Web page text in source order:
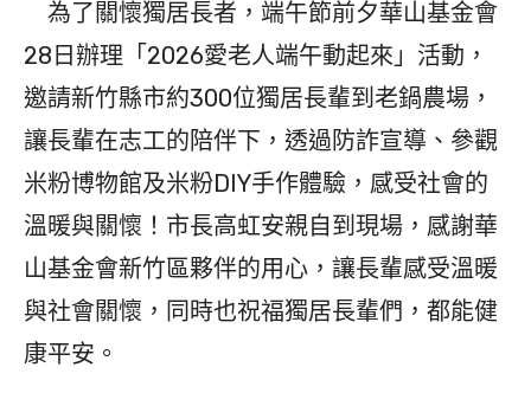
為了關懷獨居長者，端午節前夕華山基金會
28日辦理「2026愛老人端午動起來」活動，
邀請新竹縣市約300位獨居長輩到老鍋農場，
讓長輩在志工的陪伴下，透過防詐宣導、參觀
米粉博物館及米粉DIY手作體驗，感受社會的
溫暖與關懷！市長高虹安親自到現場，感謝華
山基金會新竹區夥伴的用心，讓長輩感受溫暖
與社會關懷，同時也祝福獨居長輩們，都能健
康平安。